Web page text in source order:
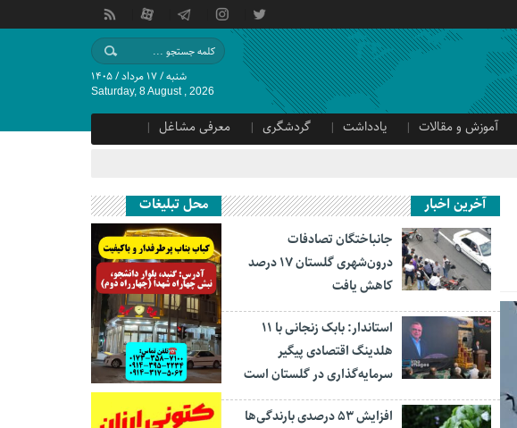
شنبه / ۱۷ مرداد / ۱۴۰۵
Saturday, 8 August , 2026
آموزش و مقالات یادداشت گردشگری
معرفی مشاغل
آخرین اخبار
جانباختگان تصادفات
درون‌شهری گلستان ۱۷ درصد
کاهش یافت
استاندار: بابک زنجانی با ۱۱
هلدینگ اقتصادی پیگیر
سرمایه‌گذاری در گلستان است
افزایش ۵۳ درصدی بارندگی‌ها
محل تبلیغات